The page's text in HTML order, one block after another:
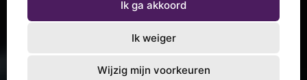
Ik ga akkoord
Ik weiger
Wijzig mijn voorkeuren